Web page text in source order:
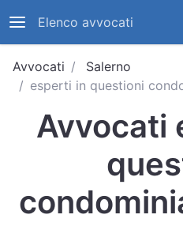
Elenco avvocati
Avvocati
Salerno
esperti in questioni
Avvocati